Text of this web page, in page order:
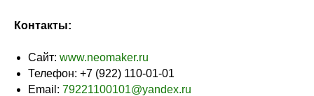
Контакты:
Сайт: www.neomaker.ru
Телефон: +7 (922) 110-01-01
Email: 79221100101@yandex.ru